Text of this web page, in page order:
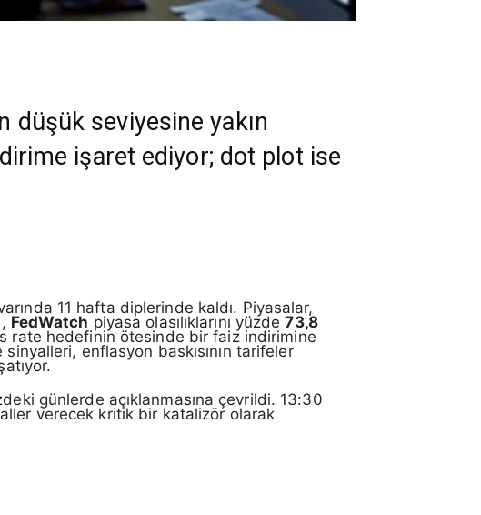
düşük seviyesine yakın
işaret ediyor; dot plot ise
11 hafta diplerinde kaldı. Piyasalar,
FedWatch piyasa olasılıklarını yüzde73,8
rate hedefinin ötesinde bir faiz indirimine
enflasyon baskısının tarifeler
günlerde açıklanmasına çevrildi. 13:30
verecek kritik bir katalizör olarak